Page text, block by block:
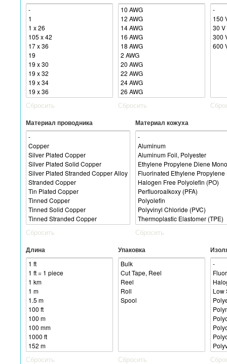
Сбросить Сбросить
Материал проводника
Сбросить
Материал кожуха
Сбросить
Длина
Сбросить
Упаковка
Сбросить